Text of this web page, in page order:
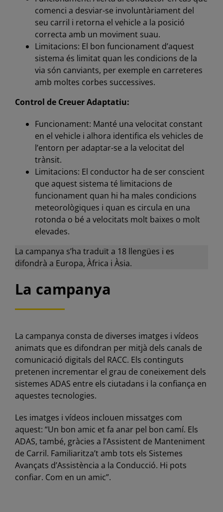
comenci a desviar-se involuntàriament del
seu carril i retorna el vehicle a la posició
correcta amb un moviment suau.
Limitacions: El bon funcionament d’aquest
sistema és limitat quan les condicions de la
via són canviants, per exemple en carreteres
amb moltes corbes successives.
Control de Creuer Adaptatiu:
Funcionament: Manté una velocitat constant
en el vehicle i alhora identifica els vehicles de
l’entorn per adaptar-se a la velocitat del
trànsit.
Limitacions: El conductor ha de ser conscient
que aquest sistema té limitacions de
funcionament quan hi ha males condicions
meteorològiques i quan es circula en una
rotonda o bé a velocitats molt baixes o molt
elevades.
La campanya s’ha traduït a 18 llengües i es
difondrà a Europa, Àfrica i Àsia.
La campanya
La campanya consta de diverses imatges i vídeos
animats que es difondran per mitjà dels canals de
comunicació digitals del RACC. Els continguts
pretenen incrementar el grau de coneixement dels
sistemes ADAS entre els ciutadans i la confiança en
aquestes tecnologies.
Les imatges i vídeos inclouen missatges com
aquest: “Un bon amic et fa anar pel bon camí. Els
ADAS, també, gràcies a l’Assistent de Manteniment
de Carril. Familiaritza’t amb tots els Sistemes
Avançats d’Assistència a la Conducció. Hi pots
confiar. Com en un amic”.